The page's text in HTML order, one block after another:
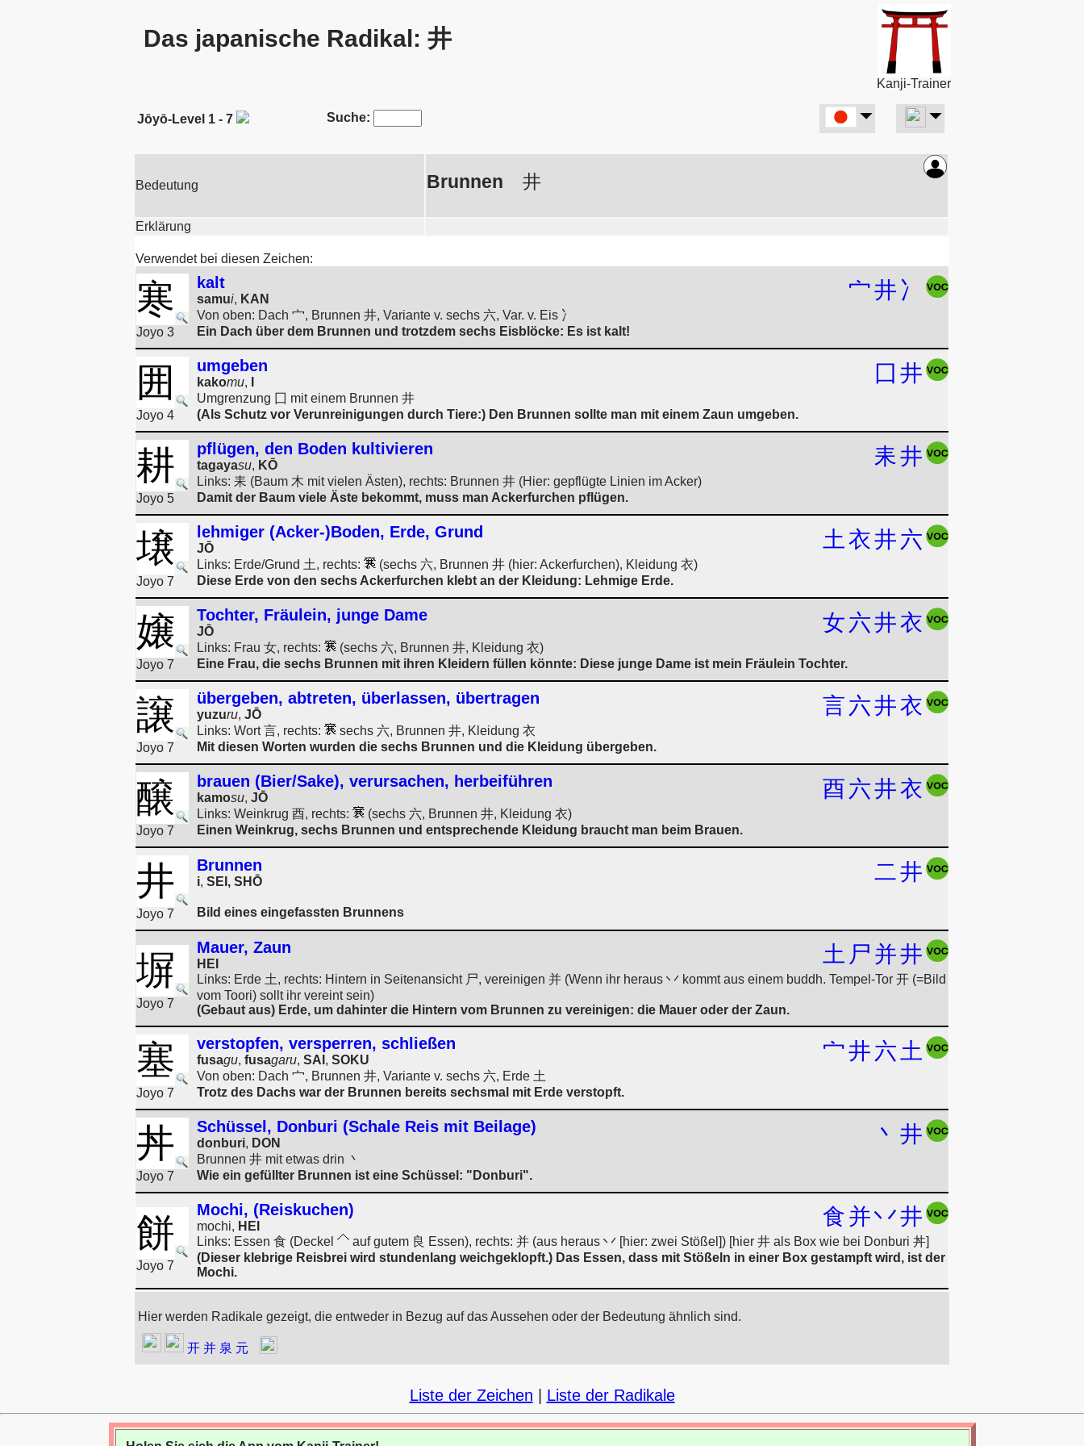
Das japanische Radikal: 井
Kanji-Trainer
Jōyō-Level 1 - 7 Suche:
Bedeutung Brunnen 井
Erklärung
Verwendet bei diesen Zeichen:
寒
Joyo 3
kalt
samui, KAN 宀井 冫
Von oben: Dach 宀, Brunnen 井, Variante v. sechs 六, Var. v. Eis 冫
Ein Dach über dem Brunnen und trotzdem sechs Eisblöcke: Es ist kalt!
囲
Joyo 4
umgeben
kakomu, 囗 井
Umgrenzung 囗 mit einem Brunnen 井
(Als Schutz vor Verunreinigungen durch Tiere:) Den Brunnen sollte man mit einem Zaun umgeben.
耕
Joyo 5
pflügen, den Boden kultivieren
tagayasu, KŌ 耒井
Links: 耒 (Baum 木 mit vielen Ästen), rechts: Brunnen 井 (Hier: gepflügte Linien im Acker)
Damit der Baum viele Äste bekommt, muss man Ackerfurchen pflügen.
壌
Joyo 7
lehmiger (Acker-)Boden, Erde, Grund
JŌ 土 衣井六
Links: Erde/Grund 土, rechts:
(sechs 六, Brunnen 井 (hier: Ackerfurchen), Kleidung 衣)
Diese Erde von den sechs Ackerfurchen klebt an der Kleidung: Lehmige Erde.
嬢
Joyo 7
Tochter, Fräulein, junge Dame
JŌ 女六井衣
Links: Frau 女, rechts:
(sechs 六, Brunnen 井, Kleidung 衣)
Eine Frau, die sechs Brunnen mit ihren Kleidern füllen könnte: Diese junge Dame ist mein Fräulein Tochter.
譲
Joyo 7
übergeben, abtreten, überlassen, übertragen
yuzuru, JŌ 言六井衣
Links: Wort 言, rechts:
sechs 六, Brunnen 井, Kleidung 衣
Mit diesen Worten wurden die sechs Brunnen und die Kleidung übergeben.
醸
Joyo 7
brauen (Bier/Sake), verursachen, herbeiführen
kamosu, JŌ 酉六井衣
Links: Weinkrug 酉, rechts:
(sechs 六, Brunnen 井, Kleidung 衣)
Einen Weinkrug, sechs Brunnen und entsprechende Kleidung braucht man beim Brauen.
井
Joyo 7
Brunnen
i, SEI, SHŌ 二井
Bild eines eingefassten Brunnens
塀
Joyo 7
Mauer, Zaun
HEI 土 尸 并井
Links: Erde 土, rechts: Hintern in Seitenansicht 尸, vereinigen 并 (Wenn ihr heraus 丷 kommt aus einem buddh. Tempel-Tor 开 (=Bild
vom Toori) sollt ihr vereint sein)
(Gebaut aus) Erde, um dahinter die Hintern vom Brunnen zu vereinigen: die Mauer oder der Zaun.
塞
Joyo 7
verstopfen, versperren, schließen
fusagu, fusagaru, SAI , SOKU 宀井六 土
Von oben: Dach 宀, Brunnen 井, Variante v. sechs 六, Erde 土
Trotz des Dachs war der Brunnen bereits sechsmal mit Erde verstopft.
丼
Joyo 7
Schüssel, Donburi (Schale Reis mit Beilage)
donburi, DON 丶 井
Brunnen 井 mit etwas drin 丶
Wie ein gefüllter Brunnen ist eine Schüssel: "Donburi".
餅
Joyo 7
Mochi, (Reiskuchen)
mochi, HEI 食并丷井
Links: Essen 食 (Deckel
auf gutem 良 Essen), rechts: 并 (aus heraus 丷 [hier: zwei Stößel]) [hier 井 als Box wie bei Donburi 丼]
(Dieser klebrige Reisbrei wird stundenlang weichgeklopft.) Das Essen, dass mit Stößeln in einer Box gestampft wird, ist der
Mochi.
Hier werden Radikale gezeigt, die entweder in Bezug auf das Aussehen oder der Bedeutung ähnlich sind.
开 并 泉 元
Liste der Zeichen Liste der Radikale